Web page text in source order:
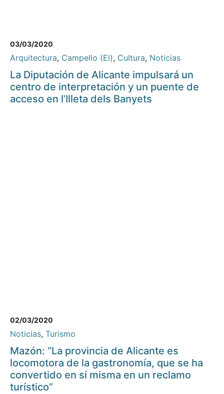
03/03/2020
Arquitectura, Campello (El), Cultura, Noticias
La Diputación de Alicante impulsará un
centro de interpretación y un puente de
acceso en l’Illeta dels Banyets
02/03/2020
Noticias, Turismo
Mazón: “La provincia de Alicante es
locomotora de la gastronomía, que se ha
convertido en sí misma en un reclamo
turístico”